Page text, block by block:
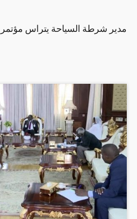
مدير شرطة السياحة يتراس